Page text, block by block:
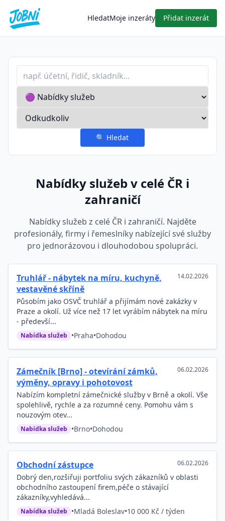
HledatMoje inzeráty Přidat inzerát
Profese nebo klíčové slovo
Typ inzerátu
Lokalita
🔍 Hledat
Nabídky služeb v celé ČR i
zahraničí
Nabídky služeb z celé ČR i zahraničí. Najděte
profesionály, firmy i řemeslníky nabízející své služby
pro jednorázovou i dlouhodobou spolupráci.
Truhlář - nábytek na míru, kuchyně,
vestavěné skříně
14.02.2026
Působím jako OSVČ truhlář a přijímám nové zakázky v
Praze a okolí. Už více než 17 let vyrábím nábytek na míru
- předevší...
Nabídka služeb •Praha•Dohodou
Zámečník [Brno] - otevírání zámků,
výměny, opravy i pohotovost
06.02.2026
Nabízím kompletní zámečnické služby v Brně a okolí. Vše
spolehlivě, rychle a za rozumné ceny. Pomohu vám s
nouzovým otev...
Nabídka služeb •Brno•Dohodou
Obchodní zástupce 06.02.2026
Dobrý den,rozšiřuji portfoliu svých zákazníků v oblasti
obchodního zastoupení firem,péče o stávající
zákazníky,vyhledává...
Nabídka služeb •Mladá Boleslav•10 000 Kč / týden